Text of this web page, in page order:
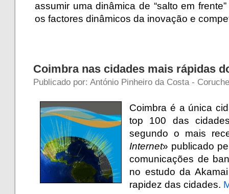
assumir uma dinâmica de “salto em
os factores dinâmicos da inovação e
Coimbra nas cidades mais rápidas
Publicado por: António Pinheiro da Costa -
Coimbra é a única
top 100 das
segundo o mais
Internet» publicado
comunicações de
no estudo da
rapidez das cidades.